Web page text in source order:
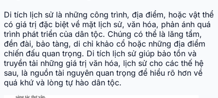
Di tích lịch sử là những công trình, địa điểm, hoặc vật thể
có giá trị đặc biệt về mặt lịch sử, văn hóa, phản ánh quá
trình phát triển của dân tộc. Chúng có thể là lăng tẩm,
đền đài, bảo tàng, di chỉ khảo cổ hoặc những địa điểm
chiến đấu quan trọng. Di tích lịch sử giúp bảo tồn và
truyền tải những giá trị văn hóa, lịch sử cho các thế hệ
sau, là nguồn tài nguyên quan trọng để hiểu rõ hơn về
quá khứ và lòng tự hào dân tộc.